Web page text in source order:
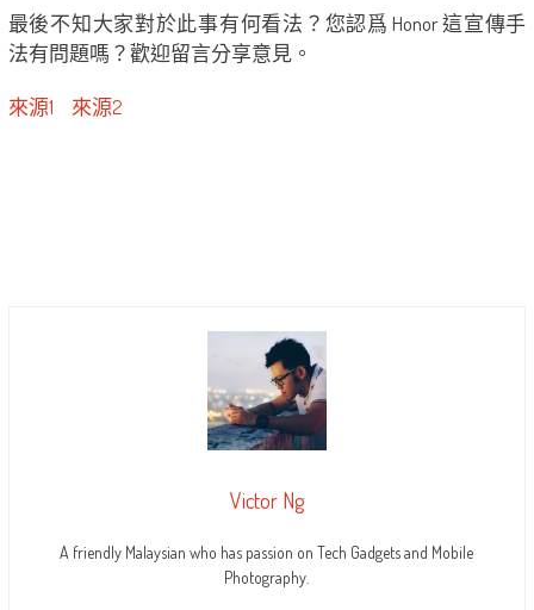
最後不知大家對於此事有何看法？您認爲 Honor 這宣傳手
法有問題嗎？歡迎留言分享意見。
來源1 來源2
Victor Ng
A friendly Malaysian who has passion on Tech Gadgets and Mobile
Photography.